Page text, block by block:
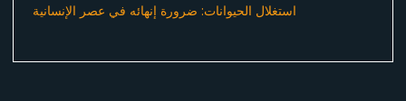
استغلال الحيوانات: ضرورة إنهائه في عصر الإنسانية